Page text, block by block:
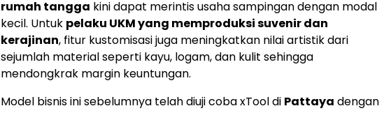
rumah tangga kini dapat merintis usaha sampingan dengan modal
kecil. Untuk pelaku UKM yang memproduksi suvenir dan
kerajinan, fitur kustomisasi juga meningkatkan nilai artistik dari
sejumlah material seperti kayu, logam, dan kulit sehingga
mendongkrak margin keuntungan.
Model bisnis ini sebelumnya telah diuji coba xTool di Pattaya dengan